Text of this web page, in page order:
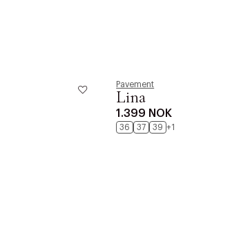
Pavement
Lina
1.399 NOK
36 37 39 +1